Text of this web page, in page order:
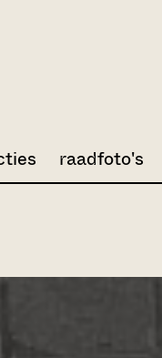
raadfoto's